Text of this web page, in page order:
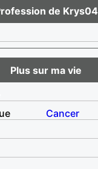
de Krys04
Plus sur ma vie
Cancer